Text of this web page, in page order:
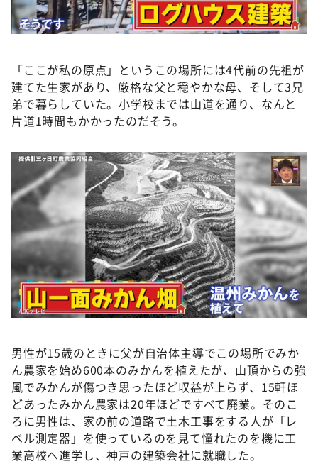
「ここが私の原点」というこの場所には4代前の先祖が
建てた生家があり、厳格な父と穏やかな母、そして3兄
弟で暮らしていた。小学校までは山道を通り、なんと
片道1時間もかかったのだそう。
男性が15歳のときに父が自治体主導でこの場所でみか
ん農家を始め600本のみかんを植えたが、山頂からの強
風でみかんが傷つき思ったほど収益が上らず、15軒ほ
どあったみかん農家は20年ほどですべて廃業。そのこ
ろに男性は、家の前の道路で土木工事をする人が「レ
ベル測定器」を使っているのを見て憧れたのを機に工
業高校へ進学し、神戸の建築会社に就職した。